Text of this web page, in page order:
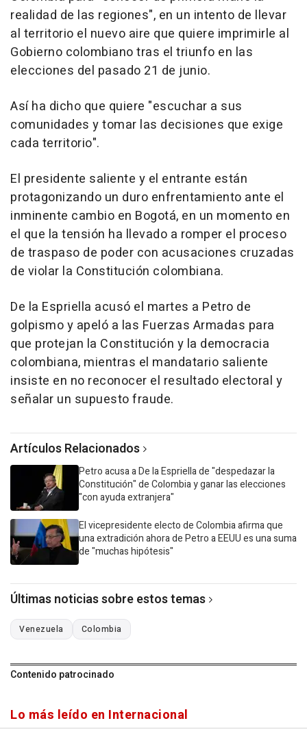
realidad de las regiones", en un intento de llevar
al territorio el nuevo aire que quiere imprimirle al
Gobierno colombiano tras el triunfo en las
elecciones del pasado 21 de junio.
Así ha dicho que quiere "escuchar a sus
comunidades y tomar las decisiones que exige
cada territorio".
El presidente saliente y el entrante están
protagonizando un duro enfrentamiento ante el
inminente cambio en Bogotá, en un momento en
el que la tensión ha llevado a romper el proceso
de traspaso de poder con acusaciones cruzadas
de violar la Constitución colombiana.
De la Espriella acusó el martes a Petro de
golpismo y apeló a las Fuerzas Armadas para
que protejan la Constitución y la democracia
colombiana, mientras el mandatario saliente
insiste en no reconocer el resultado electoral y
señalar un supuesto fraude.
Artículos Relacionados
Petro acusa a De la Espriella de "despedazar la
Constitución" de Colombia y ganar las elecciones
"con ayuda extranjera"
El vicepresidente electo de Colombia afirma que
una extradición ahora de Petro a EEUU es una suma
de "muchas hipótesis"
Últimas noticias sobre estos temas
Venezuela Colombia
Contenido patrocinado
Lo más leído en Internacional